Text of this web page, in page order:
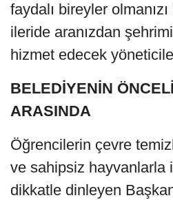
faydalı bireyler
ileride aranızdan
hizmet edecek
BELEDİYENİN
ARASINDA
Öğrencilerin çevre
ve sahipsiz hayvanlarla
dikkatle dinleyen